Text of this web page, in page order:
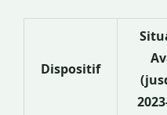
Dispositif